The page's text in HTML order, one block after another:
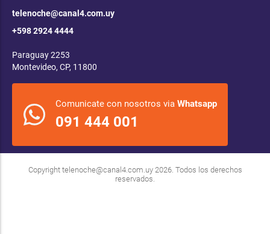
telenoche@canal4.com.uy
+598 2924 4444
Paraguay 2253
Montevideo, CP, 11800
Comunicate con nosotros via Whatsapp
091 444 001
Copyright telenoche@canal4.com.uy2026. Todos los derechos
reservados.